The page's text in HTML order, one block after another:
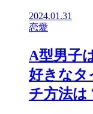
2024.01.31
恋愛
A型男子
好きなタ
チ方法は